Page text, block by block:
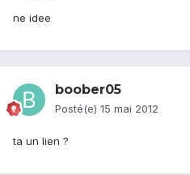
ne idee
boober05
Posté(e) 15 mai 2012
ta un lien ?